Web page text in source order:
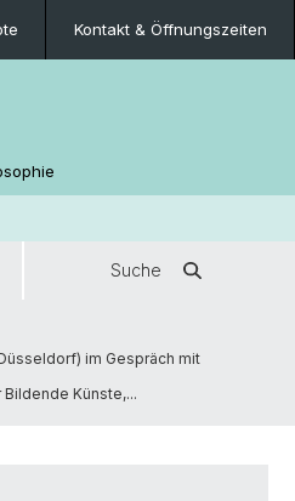
Kontakt & Öffnungszeiten
Suche
im Gespräch mit
Künste,...